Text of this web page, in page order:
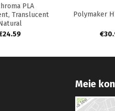
PLA
Translucent
24.59
Polymaker
€
Meie